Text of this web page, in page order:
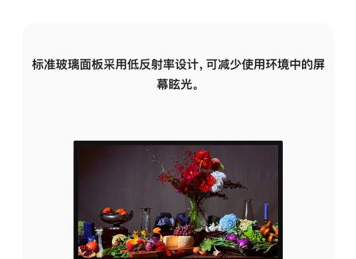
标准玻璃面板采用低反射率设计，可减少使用环境中的屏
幕眩光。